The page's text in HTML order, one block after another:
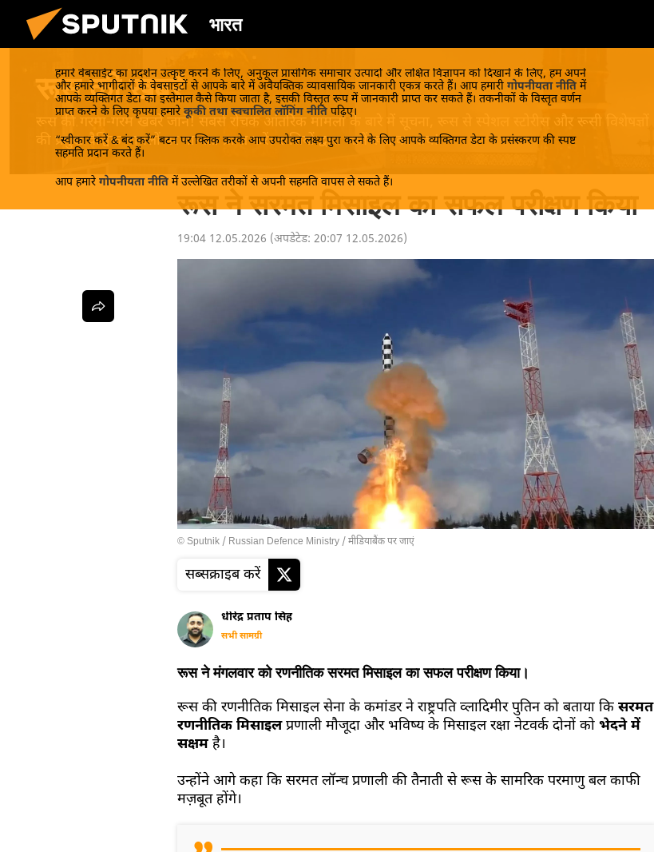
भारत
हमारे वेबसाईट का प्रदर्शन उत्कृष्ट करने के लिए, अनुकूल प्रासंगिक समाचार उत्पादों और लक्षित विज्ञापन को दिखाने के लिए, हम अपने
और हमारे भागीदारों के वेबसाइटों से आपके बारे में अवैयक्तिक व्यावसायिक जानकारी एकत्र करते हैं। आप हमारी गोपनीयता नीति में
आपके व्यक्तिगत डेटा का इस्तेमाल कैसे किया जाता है, इसकी विस्तृत रूप में जानकारी प्राप्त कर सकते हैं। तकनीकों के विस्तृत वर्णन
प्राप्त करने के लिए कृपया हमारे कूकी तथा स्वचालित लॉगिंग नीति पढ़िए।
“स्वीकार करें & बंद करें” बटन पर क्लिक करके आप उपरोक्त लक्ष्य पुरा करने के लिए आपके व्यक्तिगत डेटा के प्रसंस्करण की स्पष्ट
सहमति प्रदान करते हैं।
आप हमारे गोपनीयता नीति में उल्लेखित तरीकों से अपनी सहमति वापस ले सकते हैं।
रूस की खबरें
रूस की गरमा-गरम खबरें जानें! सबसे रोचक आंतरिक मामलों के बारे में सूचना, रूस से स्पेशल स्टोरीस और रूसी विशेषज्ञों
की प्रमुख वैश्विक मामलों पर मान्यता प्राप्त करें। रूसियों द्वारा जानें रूस का सच!
रूस ने सरमत मिसाइल का सफल परीक्षण किया
19:04 12.05.2026 (अपडेटेड: 20:07 12.05.2026)
© Sputnik / Russian Defence Ministry /मीडियाबैंक पर जाएं
सब्सक्राइब करें
धीरेंद्र प्रताप सिंह
सभी सामग्री
रूस ने मंगलवार को रणनीतिक सरमत मिसाइल का सफल परीक्षण किया।
रूस की रणनीतिक मिसाइल सेना के कमांडर ने राष्ट्रपति व्लादिमीर पुतिन को बताया कि सरमत
रणनीतिक मिसाइलप्रणाली मौजूदा और भविष्य के मिसाइल रक्षा नेटवर्क दोनों को भेदने में
सक्षम है।
उन्होंने आगे कहा कि सरमत लॉन्च प्रणाली की तैनाती से रूस के सामरिक परमाणु बल काफी
मज़बूत होंगे।